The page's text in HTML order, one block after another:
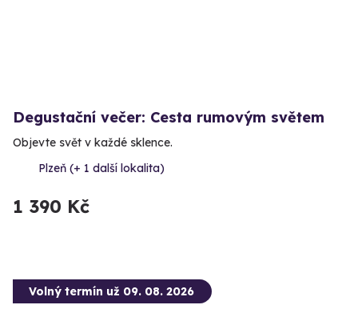
Degustační večer: Cesta rumovým světem
Objevte svět v každé sklence.
Plzeň (+ 1 další lokalita)
1 390 Kč
Volný termín už 09. 08. 2026